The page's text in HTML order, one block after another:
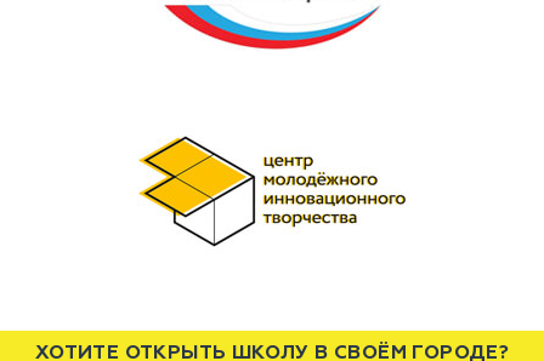
ХОТИТЕ ОТКРЫТЬ ШКОЛУ В СВОЁМ ГОРОДЕ?